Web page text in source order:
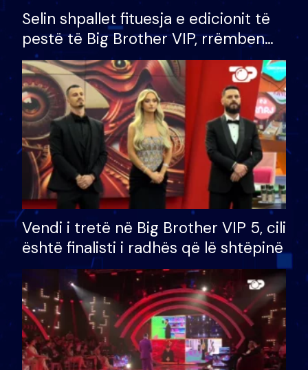
Selin shpallet fituesja e edicionit të
pestë të Big Brother VIP, rrëmben
çmimin e madh prej 100 mijë eurosh
Vendi i tretë në Big Brother VIP 5, cili
është finalisti i radhës që lë shtëpinë